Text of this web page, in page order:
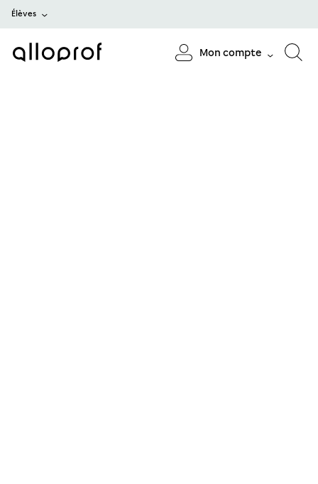
Élèves
Mon compte